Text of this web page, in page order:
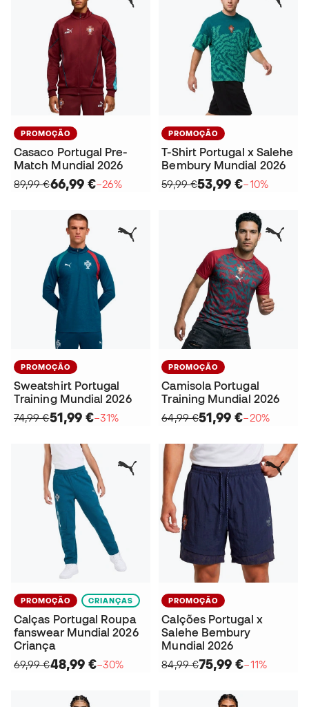
PROMOÇÃO
Casaco Portugal Pre-
Match Mundial 2026
89,99 €66,99 €−26%
PROMOÇÃO
T-Shirt Portugal x Salehe
Bembury Mundial 2026
59,99 €53,99 €−10%
PROMOÇÃO
Sweatshirt Portugal
Training Mundial 2026
74,99 €51,99 €−31%
PROMOÇÃO
Camisola Portugal
Training Mundial 2026
64,99 €51,99 €−20%
PROMOÇÃO CRIANÇAS
Calças Portugal Roupa
fanswear Mundial 2026
Criança
69,99 €48,99 €−30%
PROMOÇÃO
Calções Portugal x
Salehe Bembury
Mundial 2026
84,99 €75,99 €−11%